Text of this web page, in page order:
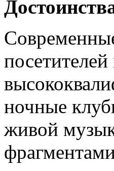
ночные
живой